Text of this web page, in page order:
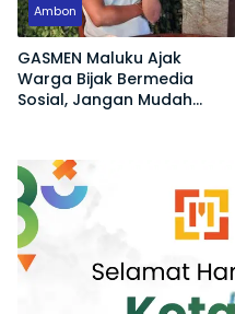
Ambon
GASMEN Maluku Ajak
Warga Bijak Bermedia
Sosial, Jangan Mudah